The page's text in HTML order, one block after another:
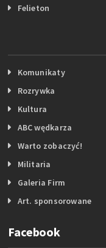
Felieton
Komunikaty
Rozrywka
Kultura
ABC wędkarza
Warto zobaczyć!
Militaria
Galeria Firm
Art. sponsorowane
Facebook